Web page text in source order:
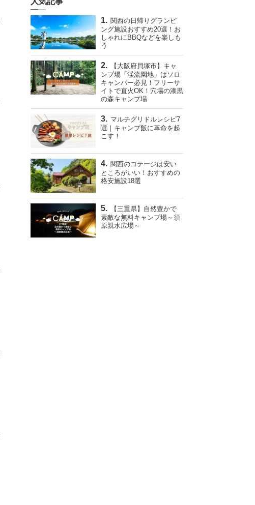
関西の日帰りグランピ
ング施設おすすめ20選！お
しゃれにBBQなどを楽しも
う
【大阪府貝塚市】キャ
ンプ場「渓流園地」はソロ
キャンパー必見！フリーサ
イトで直火OK！穴場の漆黒
の森キャンプ場
マルチグリドルレシピ7
選｜キャンプ飯に革命を起
こす！
関西のコテージは安い
ところがいい！おすすめの
格安施設18選
【三重県】自然豊かで
素敵な無料キャンプ場～須
原親水広場～